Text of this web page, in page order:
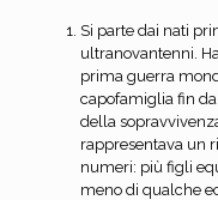
Si parte dai nati
ultranovantenni.
prima guerra
capofamiglia fin
della
rappresentava un
numeri: più figli
meno di qualche